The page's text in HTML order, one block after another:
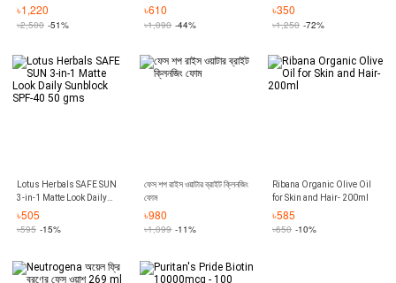
Mask/Mud
Mask
৳1,220
৳2,500 -51%
+17ml)
৳610
৳1,090 -44%
Physiotherapy Tens Relax
৳350
৳1,250 -72%
Lotus Herbals SAFE SUN
3-in-1 Matte Look Daily
Sunblock SPF-40 50 gms
৳505
৳595 -15%
ফেস শপ রাইস ওয়াটার ব্রাইট ক্লিনজিং
ফোম
৳980
৳1,099 -11%
Ribana Organic Olive Oil
for Skin and Hair- 200ml
৳585
৳650 -10%